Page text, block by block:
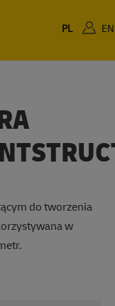
EN
PL
do tworzenia
w